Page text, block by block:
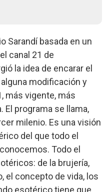
Sarandí basada en un
canal 21 de
la idea de encarar el
modificación y
más vigente, más
El programa se llama,
milenio. Es una visión
del que todo el
Todo el
de la brujería,
el concepto de vida, los
esotérico tiene que